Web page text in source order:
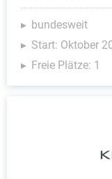
bundesweit
Start: Oktober
Freie Plätze: 1